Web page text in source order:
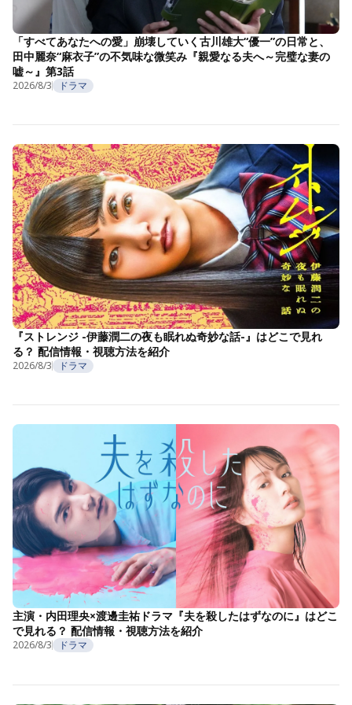
「すべてあなたへの愛」崩壊していく古川雄大“優一”の日常と、
田中麗奈“麻衣子”の不気味な微笑み『親愛なる夫へ～完璧な妻の
嘘～』第3話
2026/8/3 ドラマ
『ストレンジ -伊藤潤二の夜も眠れぬ奇妙な話-』はどこで見れ
る？ 配信情報・視聴方法を紹介
2026/8/3 ドラマ
主演・内田理央×渡邊圭祐ドラマ『夫を殺したはずなのに』はどこ
で見れる？ 配信情報・視聴方法を紹介
2026/8/3 ドラマ